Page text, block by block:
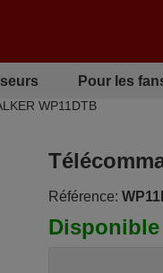
Pour les
WP11DTB
Référence: